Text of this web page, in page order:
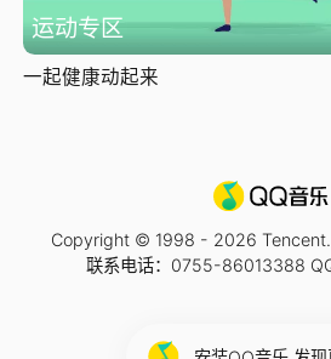
运动专区
一起健康动起来
Copyright © 1998 - 2026
联系电话：0755-86013388